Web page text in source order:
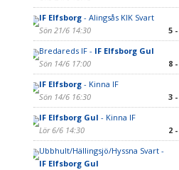
IF Elfsborg- Alingsås KIK Svart
Sön 21/6 14:30
5
Bredareds IF - IF Elfsborg Gul
Sön 14/6 17:00
8
IF Elfsborg- Kinna IF
Sön 14/6 16:30
3 -
IF Elfsborg Gul - Kinna IF
Lör 6/6 14:30
2
Ubbhult/Hällingsjö/Hyssna Svart -
IF Elfsborg Gul